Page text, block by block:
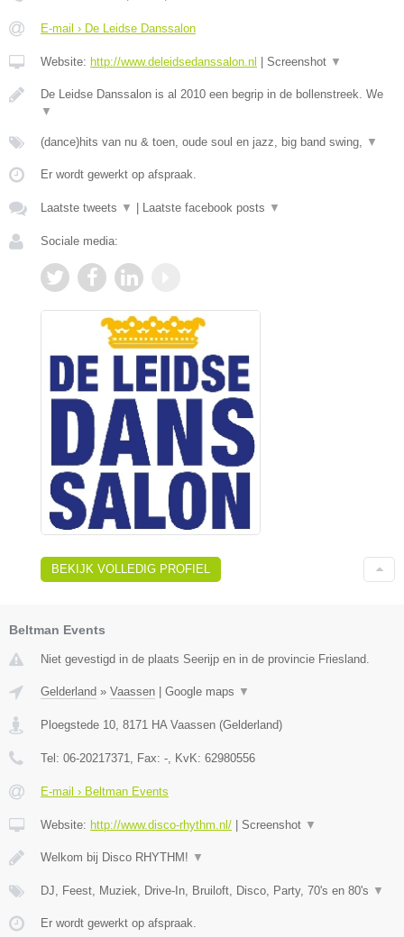
E-mail › De Leidse Danssalon
Website: http://www.deleidsedanssalon.nl Screenshot ▼
De Leidse Danssalon is al 2010 een begrip in de bollenstreek. We
▼
(dance)hits van nu & toen, oude soul en jazz, big band swing, ▼
Er wordt gewerkt op afspraak.
Laatste tweets ▼ Laatste facebook posts ▼
Sociale media:
BEKIJK VOLLEDIG PROFIEL
Beltman Events
Niet gevestigd in de plaats Seerijp en in de provincie Friesland.
Gelderland » Vaassen Google maps ▼
Ploegstede 10, 8171 HA Vaassen (Gelderland)
Tel: 06-20217371, Fax: -, KvK: 62980556
E-mail › Beltman Events
Website: http://www.disco-rhythm.nl/ Screenshot ▼
Welkom bij Disco RHYTHM! ▼
DJ, Feest, Muziek, Drive-In, Bruiloft, Disco, Party, 70's en 80's ▼
Er wordt gewerkt op afspraak.